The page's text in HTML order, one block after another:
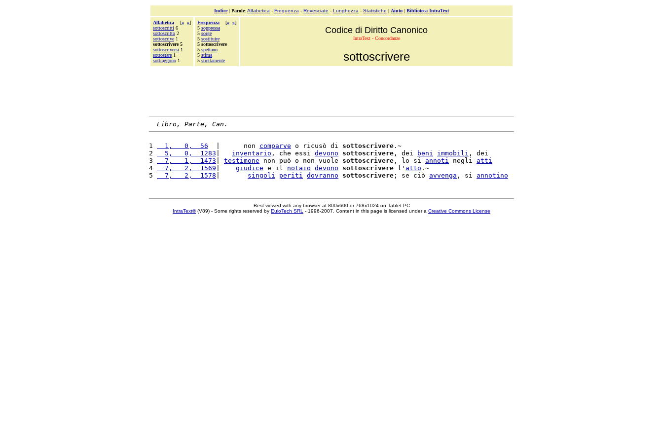
Indice| Parole: Alfabetica - Frequenza - Rovesciate - Lunghezza - Statistiche | Aiuto | Biblioteca IntraText
Alfabetica [« »]
sottoscritti 6
sottoscritto 2
sottoscrive 1
sottoscrivere 5
sottoscriversi 1
sottostare 1
sottraggono 1
Frequenza [« »]
5 soppressa
5 sorge
5 sostituire
5 sottoscrivere
5 spettano
5 stima
5 strettamente
Codice di Diritto Canonico
IntraText - Concordanze
sottoscrivere
Libro, Parte, Can.
1
  1,   0,  56
  |      non
comparve o ricusò di sottoscrivere .~
2
  5,   0,  1283
inventario , che essi devono sottoscrivere , dei beni immobili , dei
3
  7,   1,  1473
testimone non può o non vuole sottoscrivere , lo si annoti negli atti
4
  7,   2,  1569
giudice e il notaio devono sottoscrivere l' atto .~
5
  7,   2,  1578
singoli periti dovranno sottoscrivere ; se ciò avvenga , si annotino
Best viewed with any browser at 800x600 or 768x1024 on Tablet PC
IntraText®(V89) - Some rights reserved by EuloTech SRL - 1996-2007. Content in this page is licensed under a Creative Commons License